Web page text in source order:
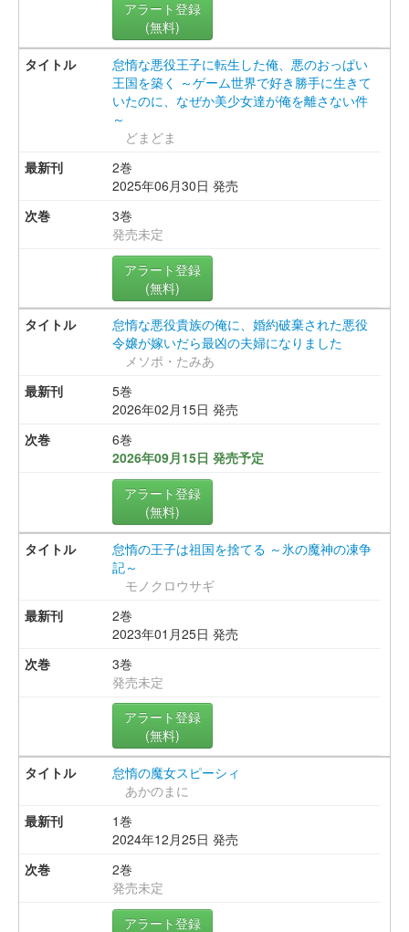
アラート登録
(無料)
怠惰な悪役王子に転生した俺、悪のおっぱい
王国を築く ～ゲーム世界で好き勝手に生きて
いたのに、なぜか美少女達が俺を離さない件
～
どまどま
2巻
2025年06月30日 発売
3巻
発売未定
アラート登録
(無料)
怠惰な悪役貴族の俺に、婚約破棄された悪役
令嬢が嫁いだら最凶の夫婦になりました
メソポ・たみあ
5巻
2026年02月15日 発売
6巻
2026年09月15日 発売予定
アラート登録
(無料)
怠惰の王子は祖国を捨てる ～氷の魔神の凍争
記～
モノクロウサギ
2巻
2023年01月25日 発売
3巻
発売未定
アラート登録
(無料)
怠惰の魔女スピーシィ
あかのまに
1巻
2024年12月25日 発売
2巻
発売未定
アラート登録